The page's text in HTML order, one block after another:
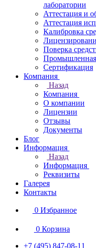
лаборатории
Аттестация и
Аттестация
Калибровка
Поверка
Промышленная
Сертификация
Компания
Назад
Компания
О компании
Лицензии
Отзывы
Документы
Блог
Информация
Назад
Информация
Реквизиты
Галерея
Контакты
0 Избранное
0 Корзина
+7 (495) 847-08-11